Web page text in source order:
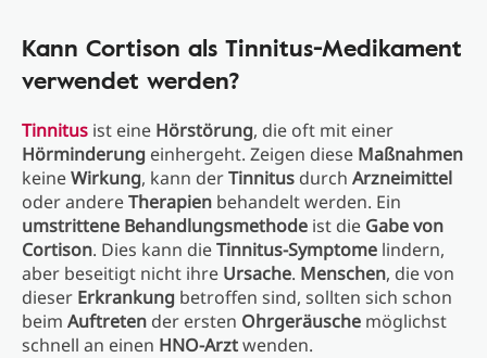
Kann Cortison als Tinnitus-Medikament
verwendet werden?
Tinnitus ist eine Hörstörung, die oft mit einer
Hörminderung einhergeht. Zeigen diese Maßnahmen
keineWirkung, kann derTinnitus durch Arzneimittel
oder andereTherapien behandelt werden. Ein
umstrittene Behandlungsmethode ist die Gabe von
Cortison. Dies kann dieTinnitus-Symptome lindern,
aber beseitigt nicht ihre Ursache. Menschen, die von
dieser Erkrankung betroffen sind, sollten sich schon
beim Auftreten der ersten Ohrgeräusche möglichst
schnell an einen HNO-Arztwenden.